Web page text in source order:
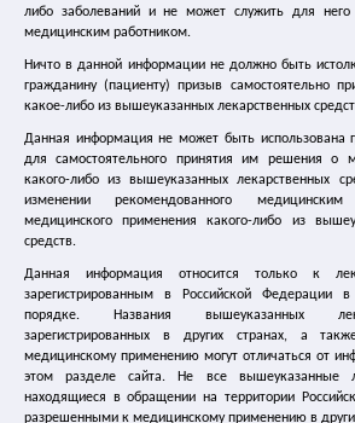
Спазмекс
Спазмекс 30
Упражнения Кегеля
Где купить спазмекс
Статьи и справочные материалы
Каталог медицинских сайтов
Главная | Лечение энуреза |
Народные средства лечения энуреза
либо заболеваний и не может служить для него
медицинским работником.
Ничто в данной информации не должно быть
гражданину (пациенту) призыв самостоятельно
какое-либо из вышеуказанных лекарственных
Данная информация не может быть использована
для самостоятельного принятия им решения о
какого-либо из вышеуказанных лекарственных
изменении рекомендованного
медицинского применения какого-либо из
средств.
Данная информация относится только к
зарегистрированным в Российской Федерации
порядке. Названия вышеуказанных
зарегистрированных в других странах, а
медицинскому применению могут отличаться от
этом разделе сайта. Не все вышеуказанные
находящиеся в обращении на территории
разрешенными к медицинскому применению в